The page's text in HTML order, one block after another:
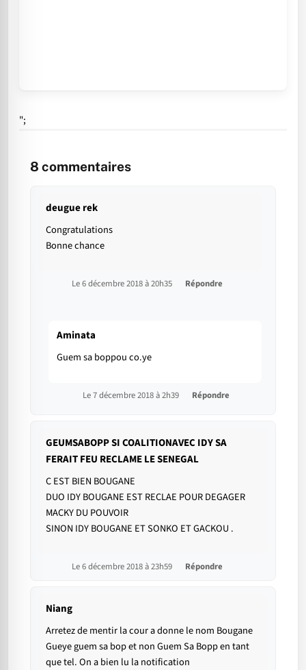
";
8 commentaires
deugue rek
Congratulations
Bonne chance
Le 6 décembre 2018 à 20h35 Répondre
Aminata
Guem sa boppou co.ye
Le 7 décembre 2018 à 2h39 Répondre
GEUMSABOPP SI COALITIONAVEC IDY SA
FERAIT FEU RECLAME LE SENEGAL
C EST BIEN BOUGANE
DUO IDY BOUGANE EST RECLAE POUR DEGAGER
MACKY DU POUVOIR
SINON IDY BOUGANE ET SONKO ET GACKOU .
Le 6 décembre 2018 à 23h59 Répondre
Niang
Arretez de mentir la cour a donne le nom Bougane
Gueye guem sa bop et non Guem Sa Bopp en tant
que tel. On a bien lu la notification